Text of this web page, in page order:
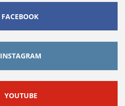
FACEBOOKFACEBOOK
INSTAGRAM
YOUTUBEYOUTUBE